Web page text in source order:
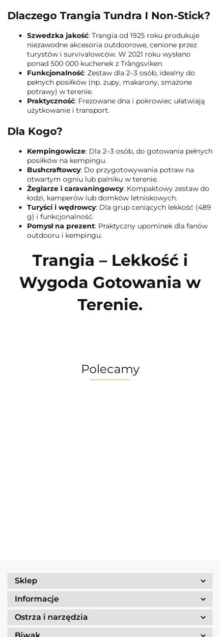
Dlaczego Trangia Tundra I Non-Stick?
Szwedzka jakość: Trangia od 1925 roku produkuje
niezawodne akcesoria outdoorowe, cenione przez
turystów i survivalowców. W 2021 roku wysłano
ponad 500 000 kuchenek z Trångsviken.
Funkcjonalność: Zestaw dla 2–3 osób, idealny do
pełnych posiłków (np. zupy, makarony, smażone
potrawy) w terenie.
Praktyczność: Frezowane dna i pokrowiec ułatwiają
użytkowanie i transport.
Dla Kogo?
Kempingowicze: Dla 2–3 osób, do gotowania pełnych
posiłków na kempingu.
Bushcraftowcy: Do przygotowywania potraw na
otwartym ogniu lub palniku w terenie.
Żeglarze i caravaningowcy: Kompaktowy zestaw do
łodzi, kamperów lub domków letniskowych.
Turyści i wędrowcy: Dla grup ceniących lekkość (489
g) i funkcjonalność.
Pomysł na prezent: Praktyczny upominek dla fanów
outdooru i kempingu.
Trangia – Lekkość i
Wygoda Gotowania w
Terenie.
Polecamy
Sklep
Informacje
Ostrza i narzędzia